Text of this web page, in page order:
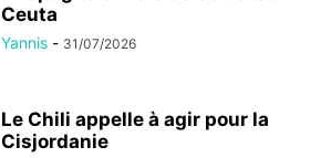
Ceuta
Yannis - 31/07/2026
Le Chili appelle à agir pour la
Cisjordanie